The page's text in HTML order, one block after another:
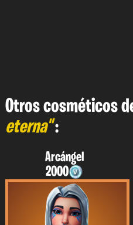
Otros cosméticos
eterna":
Arcángel
2000